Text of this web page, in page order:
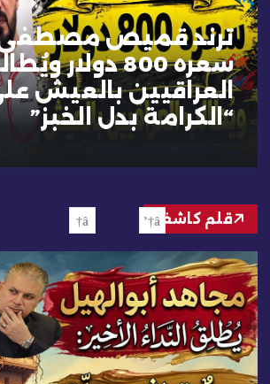
ترند قميص مصطفى
سعره 800 دولار
العراقيين بالعيش
“الكرامة بدل الخبز”
قلم كاشف